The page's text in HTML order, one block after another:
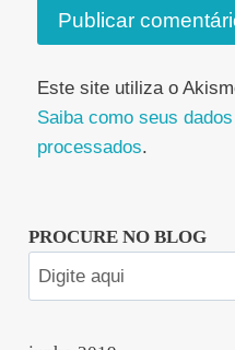
Este site utiliza o
Saiba como seus
processados.
PROCURE NO BLOG